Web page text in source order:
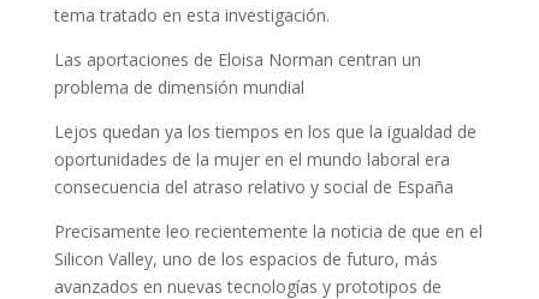
tema tratado en esta investigación.
Las aportaciones de Eloisa Norman centran un
problema de dimensión mundial
Lejos quedan ya los tiempos en los que la igualdad de
oportunidades de la mujer en el mundo laboral era
consecuencia del atraso relativo y social de España
Precisamente leo recientemente la noticia de que en el
Silicon Valley, uno de los espacios de futuro, más
avanzados en nuevas tecnologías y prototipos de